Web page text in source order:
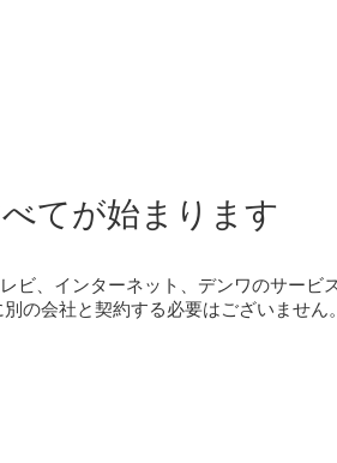
てが始まります
ビ、インターネット、デンワのサービ
の会社と契約する必要はございません。